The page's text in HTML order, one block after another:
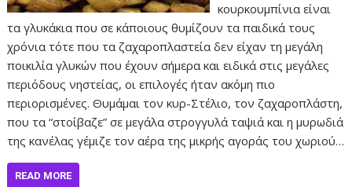
κουρκουμπίνια είναι
τα γλυκάκια που σε κάποιους θυμίζουν τα παιδικά τους
χρόνια τότε που τα ζαχαροπλαστεία δεν είχαν τη μεγάλη
ποικιλία γλυκών που έχουν σήμερα και ειδικά στις μεγάλες
περιόδους νηστείας, οι επιλογές ήταν ακόμη πιο
περιορισμένες. Θυμάμαι τον κυρ-Στέλιο, τον ζαχαροπλάστη,
που τα “στοίβαζε” σε μεγάλα στρογγυλά ταψιά και η μυρωδιά
της κανέλας γέμιζε τον αέρα της μικρής αγοράς του χωριού…
READ MORE